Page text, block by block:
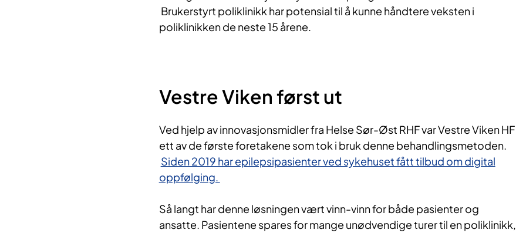
Brukerstyrt poliklinikk har potensial til å kunne håndtere veksten i
poliklinikken de neste 15 årene.
Vestre Viken først ut
Ved hjelp av innovasjonsmidler fra Helse Sør-Øst RHF var Vestre Viken HF
ett av de første foretakene som tok i bruk denne behandlingsmetoden.
Siden 2019 har epilepsipasienter ved sykehuset fått tilbud om digital
oppfølging.
Så langt har denne løsningen vært vinn-vinn for både pasienter og
ansatte. Pasientene spares for mange unødvendige turer til en poliklinikk,